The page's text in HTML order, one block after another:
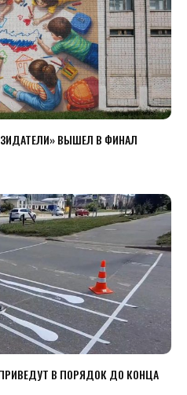
ВЫШЕЛ В ФИНАЛ
В ПОРЯДОК ДО КОНЦА